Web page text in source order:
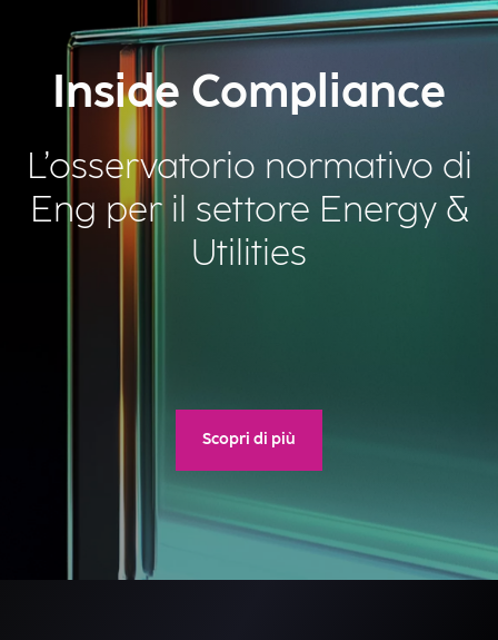
Inside Compliance
L’osservatorio normativo di
Eng per il settore Energy &
Utilities
Scopri di più